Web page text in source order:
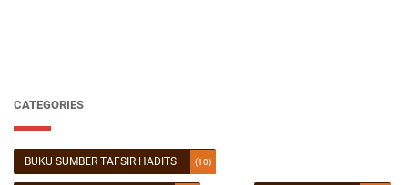
CATEGORIES
BUKU SUMBER TAFSIR HADITS (10)